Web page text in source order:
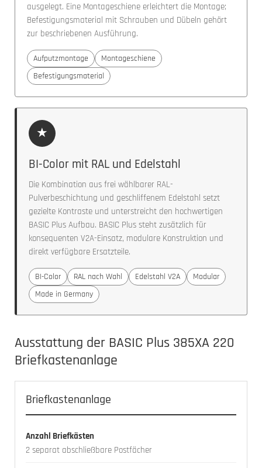
ausgelegt. Eine Montageschiene erleichtert die Montage;
Befestigungsmaterial mit Schrauben und Dübeln gehört
zur beschriebenen Ausführung.
Aufputzmontage
Montageschiene
Befestigungsmaterial
★
BI-Color mit RAL und Edelstahl
Die Kombination aus frei wählbarer RAL-
Pulverbeschichtung und geschliffenem Edelstahl setzt
gezielte Kontraste und unterstreicht den hochwertigen
BASIC Plus Aufbau. BASIC Plus steht zusätzlich für
konsequenten V2A-Einsatz, modulare Konstruktion und
direkt verfügbare Ersatzteile.
BI-Color RAL nach Wahl Edelstahl V2A
Modular
Made in Germany
Ausstattung der BASIC Plus 385XA 220
Briefkastenanlage
Briefkastenanlage
Anzahl Briefkästen
2 separat abschließbare Postfächer